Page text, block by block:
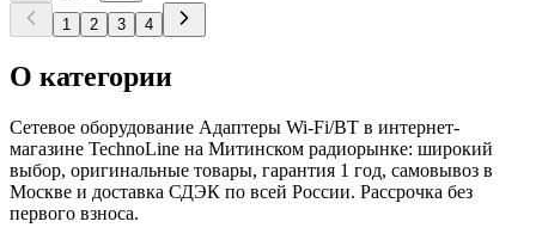
1 2 3 4
О категории
Сетевое оборудование Адаптеры Wi-Fi/BT в интернет-
магазине TechnoLine на Митинском радиорынке: широкий
выбор, оригинальные товары, гарантия 1 год, самовывоз в
Москве и доставка СДЭК по всей России. Рассрочка без
первого взноса.